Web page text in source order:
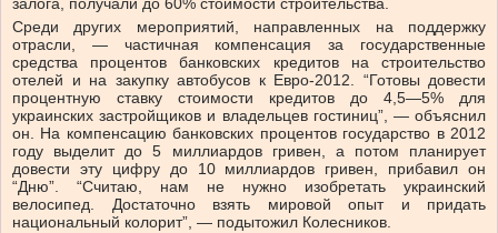
залога, получали до 60% стоимости строительства.
Среди других мероприятий, направленных на поддержку
отрасли, — частичная компенсация за государственные
средства процентов банковских кредитов на строительство
отелей и на закупку автобусов к Евро-2012. “Готовы довести
процентную ставку стоимости кредитов до 4,5—5% для
украинских застройщиков и владельцев гостиниц”, — объяснил
он. На компенсацию банковских процентов государство в 2012
году выделит до 5 миллиардов гривен, а потом планирует
довести эту цифру до 10 миллиардов гривен, прибавил он
“Дню”. “Считаю, нам не нужно изобретать украинский
велосипед. Достаточно взять мировой опыт и придать
национальный колорит”, — подытожил Колесников.